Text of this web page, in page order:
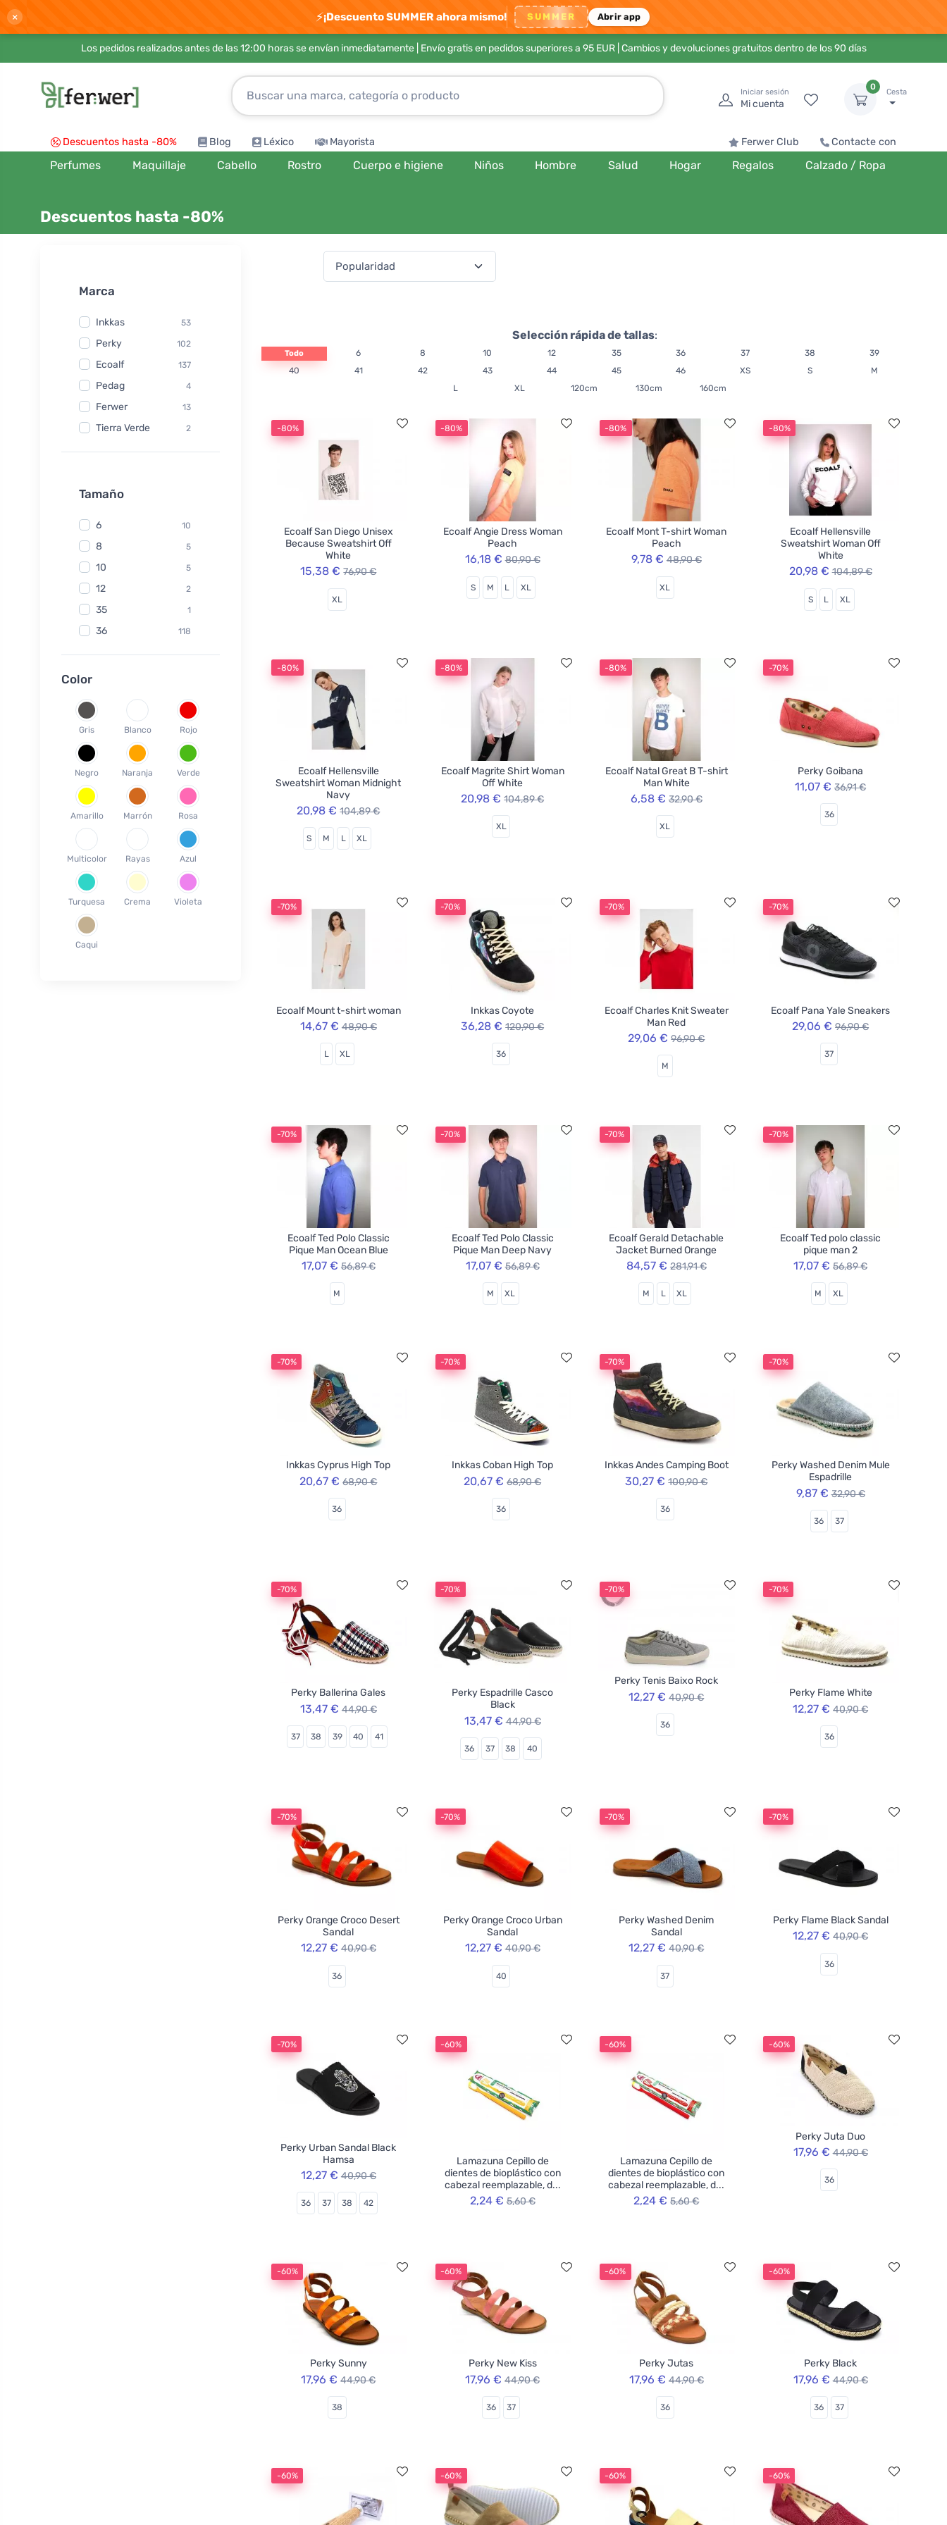
× ⚡¡Descuento SUMMER ahora mismo! SUMMER Abrir app
Los pedidos realizados antes de las 12:00 horas se envían inmediatamente | Envío gratis en pedidos superiores a 95 EUR| Cambios y devoluciones gratuitos dentro de los 90 días
Iniciar sesión
Mi cuenta
0
Cesta
Descuentos hasta -80% Blog Léxico Mayorista Ferwer Club Contacte con
Perfumes Maquillaje Cabello Rostro Cuerpo e higiene Niños Hombre Salud Hogar Regalos Calzado / Ropa
Descuentos hasta -80%
Marca
Inkkas 53
Perky 102
Ecoalf 137
Pedag 4
Ferwer 13
Tierra Verde 2
Watersavers
Yuuki
Officina Naturae 6
OnlyBio 1
Endles by Econea 3
Pinke Welle 3
1
Jack n Jill 35
5
1
Circular Cup 1
Neobotanics 17
Tamaño
6 10
8 5
10 5
12 2
35 1
36 118
37
40 58
65
42 35
43 26
44
45 18
46
XS 3
S
M 40
L
XL
Color
Gris Blanco Rojo
Negro Naranja Verde
Amarillo Marrón Rosa
Multicolor Rayas Azul
Turquesa Crema Violeta
Caqui
Selección rápida de tallas:
Todo 6 8 10 12 35 36 37 38
39
40
41 42 43 44 45 46 XS S
M
L
XL 120cm 130cm 160cm
-80%
Ecoalf San Diego Unisex
Because Sweatshirt Off
White
15,38 € 76,90 €
XL
-80%
Ecoalf Angie Dress Woman
Peach
16,18 € 80,90 €
S M L XL
-80%
Ecoalf Mont T-shirt Woman
Peach
9,78 € 48,90 €
XL
-80%
Ecoalf Hellensville
Sweatshirt Woman Off
White
20,98 € 104,89 €
S L XL
-80%
Ecoalf Hellensville
Sweatshirt Woman Midnight
Navy
20,98 € 104,89 €
S M L XL
-80%
Ecoalf Magrite Shirt Woman
Off White
20,98 € 104,89 €
XL
-80%
Ecoalf Natal Great B T-shirt
Man White
6,58 € 32,90 €
XL
-70%
Perky Goibana
11,07 € 36,91 €
36
-70%
Ecoalf Mount t-shirt woman
14,67 € 48,90 €
L XL
-70%
Inkkas Coyote
36,28 € 120,90 €
36
-70%
Ecoalf Charles Knit Sweater
Man Red
29,06 € 96,90 €
M
-70%
Ecoalf Pana Yale Sneakers
29,06 € 96,90 €
37
-70%
Ecoalf Ted Polo Classic
Pique Man Ocean Blue
17,07 € 56,89 €
M
-70%
Ecoalf Ted Polo Classic
Pique Man Deep Navy
17,07 € 56,89 €
M XL
-70%
Ecoalf Gerald Detachable
Jacket Burned Orange
84,57 € 281,91 €
M L XL
-70%
Ecoalf Ted polo classic
pique man 2
17,07 € 56,89 €
M XL
-70%
Inkkas Cyprus High Top
20,67 € 68,90 €
36
-70%
Inkkas Coban High Top
20,67 € 68,90 €
36
-70%
Inkkas Andes Camping Boot
30,27 € 100,90 €
36
-70%
Perky Washed Denim Mule
Espadrille
9,87 € 32,90 €
36 37
-70%
Perky Ballerina Gales
13,47 € 44,90 €
37 38 39 40 41
-70%
Perky Espadrille Casco
Black
13,47 € 44,90 €
36 37 38 40
-70%
Perky Tenis Baixo Rock
12,27 € 40,90 €
36
-70%
Perky Flame White
12,27 € 40,90 €
36
-70%
Perky Orange Croco Desert
Sandal
12,27 € 40,90 €
36
-70%
Perky Orange Croco Urban
Sandal
12,27 € 40,90 €
40
-70%
Perky Washed Denim
Sandal
12,27 € 40,90 €
37
-70%
Perky Flame Black Sandal
12,27 € 40,90 €
36
-70%
Perky Urban Sandal Black
Hamsa
12,27 € 40,90 €
36 37 38 42
-60%
Lamazuna Cepillo de
dientes de bioplástico con
cabezal reemplazable, d...
2,24 € 5,60 €
-60%
Lamazuna Cepillo de
dientes de bioplástico con
cabezal reemplazable, d...
2,24 € 5,60 €
-60%
Perky Juta Duo
17,96 € 44,90 €
36
-60%
Perky Sunny
17,96 € 44,90 €
38
-60%
Perky New Kiss
17,96 € 44,90 €
36 37
-60%
Perky Jutas
17,96 € 44,90 €
36
-60%
Perky Black
17,96 € 44,90 €
36 37
-60% -60% -60% -60%